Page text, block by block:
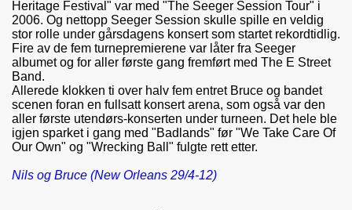
Heritage Festival" var med "The Seeger Session Tour" i
2006. Og nettopp Seeger Session skulle spille en veldig
stor rolle under gårsdagens konsert som startet rekordtidlig.
Fire av de fem turnepremierene var låter fra Seeger
albumet og for aller første gang fremført med The E Street
Band.
Allerede klokken ti over halv fem entret Bruce og bandet
scenen foran en fullsatt konsert arena, som også var den
aller første utendørs-konserten under turneen. Det hele ble
igjen sparket i gang med "Badlands" før "We Take Care Of
Our Own" og "Wrecking Ball" fulgte rett etter.
Nils og Bruce (New Orleans 29/4-12)